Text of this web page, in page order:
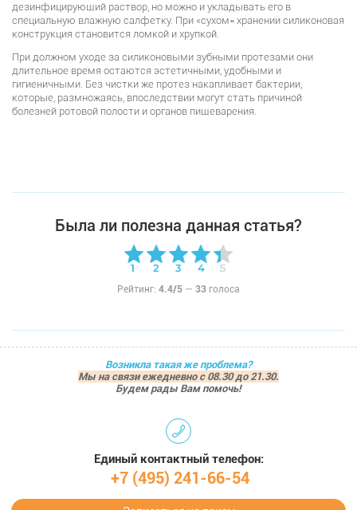
дезинфицирующий раствор, но можно и укладывать его в
специальную влажную салфетку. При «сухом» хранении силиконовая
конструкция становится ломкой и хрупкой.
При должном уходе за силиконовыми зубными протезами они
длительное время остаются эстетичными, удобными и
гигиеничными. Без чистки же протез накапливает бактерии,
которые, размножаясь, впоследствии могут стать причиной
болезней ротовой полости и органов пищеварения.
Была ли полезна данная статья?
Рейтинг: 4.4/5 — 33 голоса
Возникла такая же проблема?
Мы на связи ежедневно с 08.30 до 21.30.
Будем рады Вам помочь!
Единый контактный телефон:
+7 (495) 241-66-54